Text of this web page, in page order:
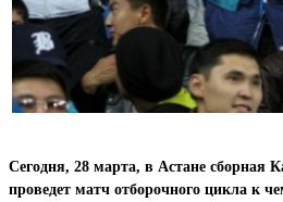
Сегодня, 28 марта, в Астане сборная
проведет матч отборочного цикла к